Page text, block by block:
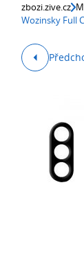
zbozi.zive.cz
Wozinsky Full